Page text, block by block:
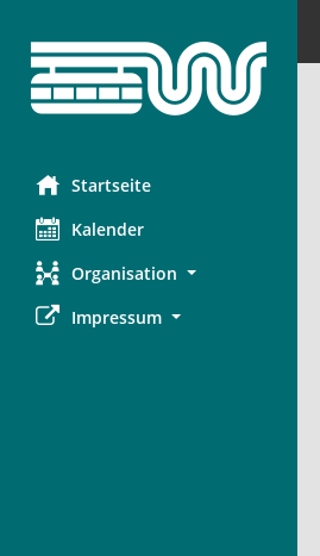
Startseite
Kalender
Organisation
Impressum